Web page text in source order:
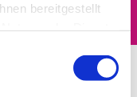
bereitgestellt